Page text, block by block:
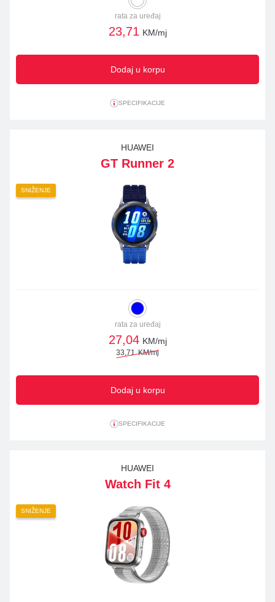
rata za uređaj
23,71 KM/mj
Dodaj u korpu
SPECIFIKACIJE
HUAWEI
GT Runner 2
SNIŽENJE
rata za uređaj
27,04 KM/mj
33,71 KM/mj
Dodaj u korpu
SPECIFIKACIJE
HUAWEI
Watch Fit 4
SNIŽENJE